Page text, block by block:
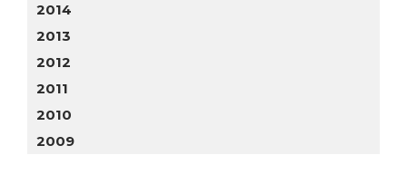
2014
2013
2012
2011
2010
2009